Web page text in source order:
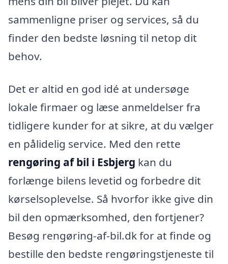
sammenligne priser og services, så du
finder den bedste løsning til netop dit
behov.
Det er altid en god idé at undersøge
lokale firmaer og læse anmeldelser fra
tidligere kunder for at sikre, at du vælger
en pålidelig service. Med den rette
rengøring af bil i Esbjerg kan du
forlænge bilens levetid og forbedre dit
kørselsoplevelse. Så hvorfor ikke give din
bil den opmærksomhed, den fortjener?
Besøg rengøring-af-bil.dk for at finde og
bestille den bedste rengøringstjeneste til